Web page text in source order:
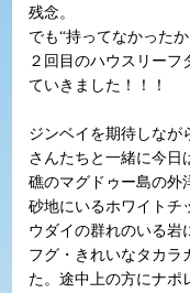
残念。
でも“持ってなかった
２回目のハウスリーフ
ていきました！！！
ジンベイを期待しなが
さんたちと一緒に今日
礁のマグドゥー島の外
砂地にいるホワイトチ
ウダイの群れのいる岩
フグ・きれいなタカラ
た。途中上の方にナポ